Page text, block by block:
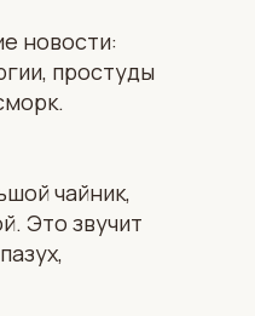
новости:
простуды
чайник,
Это звучит